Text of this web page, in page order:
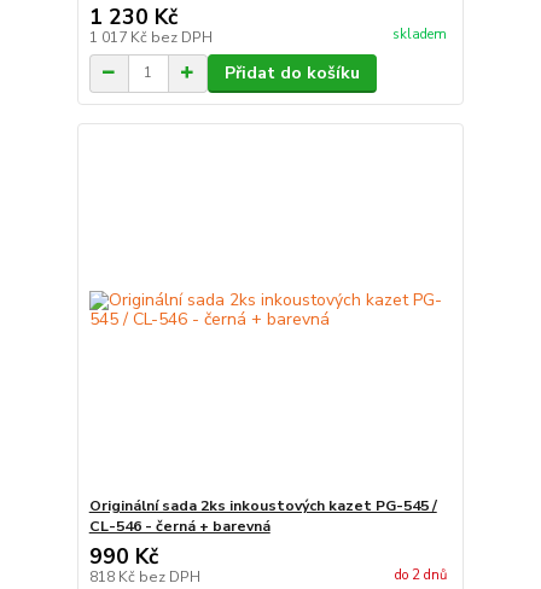
1 230 Kč
1 017 Kč bez DPH skladem
Přidat do košíku
Originální sada 2ks inkoustových kazet PG-545 /
CL-546 - černá + barevná
990 Kč
818 Kč bez DPH do 2 dnů